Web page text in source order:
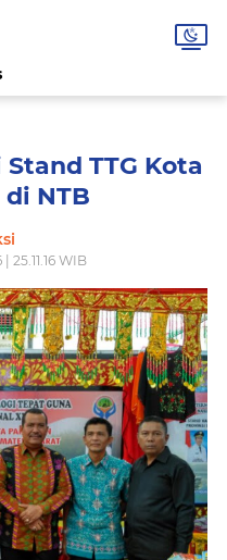
TTG Kota
NTB
25.11.16 WIB